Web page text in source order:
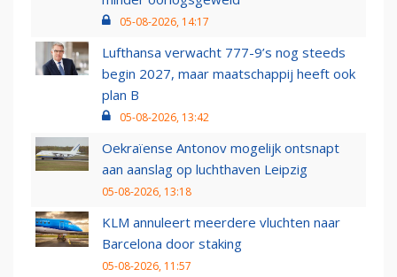
05-08-2026, 14:17
Lufthansa verwacht 777-9’s nog steeds
begin 2027, maar maatschappij heeft ook
plan B
05-08-2026, 13:42
Oekraïense Antonov mogelijk ontsnapt
aan aanslag op luchthaven Leipzig
05-08-2026, 13:18
KLM annuleert meerdere vluchten naar
Barcelona door staking
05-08-2026, 11:57